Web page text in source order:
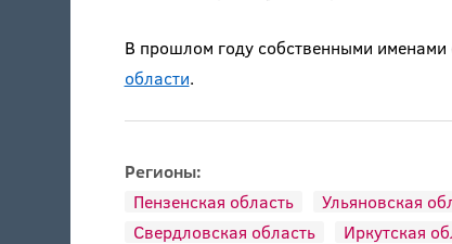
В прошлом году собственными
области.
Регионы:
Пензенская область
Ульяновская
Свердловская область
Иркутская